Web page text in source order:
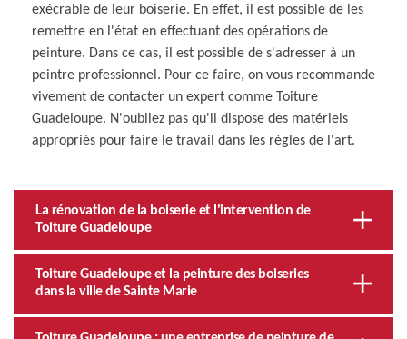
exécrable de leur boiserie. En effet, il est possible de les
remettre en l'état en effectuant des opérations de
peinture. Dans ce cas, il est possible de s'adresser à un
peintre professionnel. Pour ce faire, on vous recommande
vivement de contacter un expert comme Toiture
Guadeloupe. N'oubliez pas qu'il dispose des matériels
appropriés pour faire le travail dans les règles de l'art.
La rénovation de la boiserie et l'intervention de
Toiture Guadeloupe
Toiture Guadeloupe et la peinture des boiseries
dans la ville de Sainte Marie